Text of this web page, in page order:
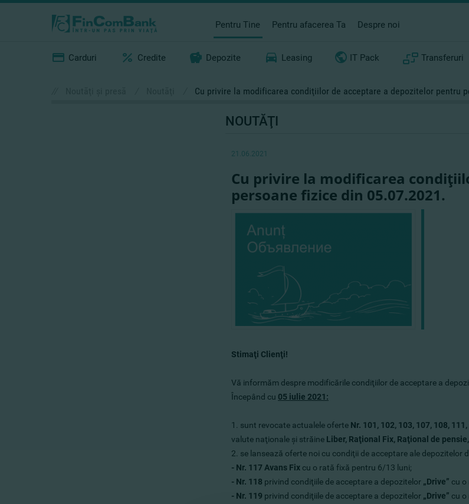
Pentru Tine Pentru afacerea Ta Despre noi
Carduri Credite Depozite Leasing IT Pack Transferuri
Cu privire la modificarea condiţiilor de acceptare a depozitelor pentru
NOUTĂŢI
21.06.2021
Cu privire la modificarea
persoane fizice din 05.07.2021.
Stimaţi Clienţi!
Vă informăm despre modificările condiţiilor de acceptare a
Începând cu 05 iulie 2021:
1. sunt revocate actualele oferte Nr. 101, 102, 103, 107, 108, 111,
valute naţionale şi străine Liber, Raţional Fix, Raţional de
2. se lansează oferte noi cu condiţii de acceptare ale depozitelor
- Nr. 117 Avans Fix cu o rată fixă ​​pentru 6/13 luni;
- Nr. 118 privind condiţiile de acceptare a depozitelor „Drive” cu
- Nr. 119 privind condiţiile de acceptare a depozitelor „Drive” cu o